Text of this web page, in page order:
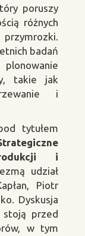
poruszy
różnych
badań
takie jak
i
tytułem
i
udział
Piotr
Dyskusja
stoją przed
w tym